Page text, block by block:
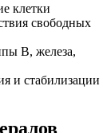
клетки
свободных
В, железа,
и стабилизации